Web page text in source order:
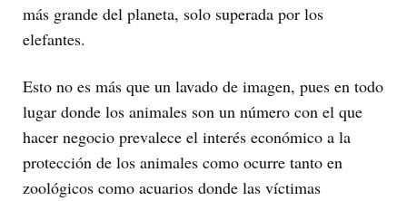
más grande del planeta, solo superada por los
elefantes.
Esto no es más que un lavado de imagen, pues en todo
lugar donde los animales son un número con el que
hacer negocio prevalece el interés económico a la
protección de los animales como ocurre tanto en
zoológicos como acuarios donde las víctimas